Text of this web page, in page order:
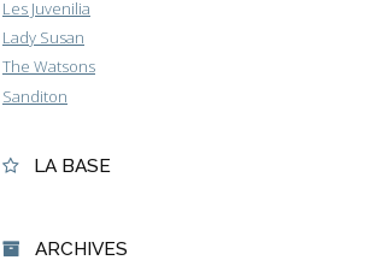
Les Juvenilia
Lady Susan
The Watsons
Sanditon
LA BASE
ARCHIVES